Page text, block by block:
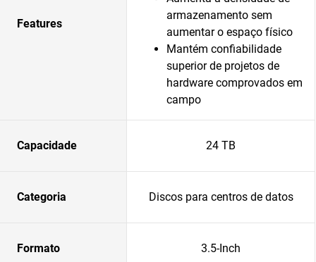
Features
armazenamento sem
aumentar o espaço físico
Mantém confiabilidade
superior de projetos de
hardware comprovados em
campo
Capacidade 24 TB
Categoria Discos para centros de datos
Formato 3.5-Inch